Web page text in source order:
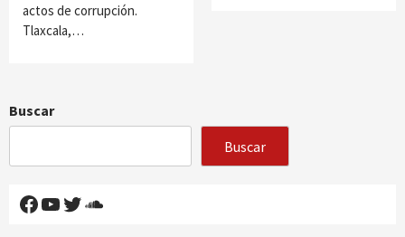
actos de corrupción.
Tlaxcala,…
Buscar
Buscar
Facebook
YouTube
Twitter
SoundCloud